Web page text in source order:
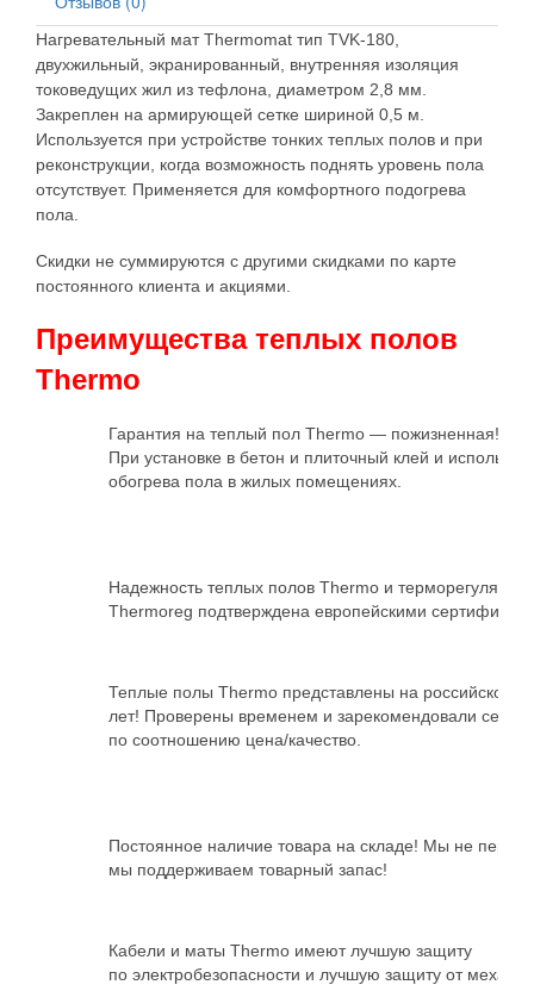
Нагревательный мат Thermomat тип TVK-180
двухжильный, экранированный, внутренняя изоляция
токоведущих жил из тефлона, диаметром 2,8 мм.
Закреплен на армирующей сетке шириной 0,5 м.
Используется при устройстве тонких теплых полов и при
реконструкции, когда возможность поднять уровень пола
отсутствует. Применяется для комфортного подогрева
пола.
Скидки не суммируются с другими скидками по карте
постоянного клиента и акциями.
Преимущества теплых полов
Thermo
Гарантия на теплый пол Thermo — пожизненная!
При установке в бетон и плиточный клей и
обогрева пола в жилых помещениях.
Надежность теплых полов Thermo и
Thermoreg подтверждена европейскими
Теплые полы Thermo представлены на российском
лет! Проверены временем и зарекомендовали себя
по соотношению цена/качество.
Постоянное наличие товара на складе! Мы не
мы поддерживаем товарный запас!
Кабели и маты Thermo имеют лучшую защиту
по электробезопасности и лучшую защиту от